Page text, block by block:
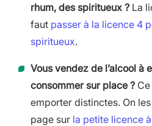
rhum, des spiritueux ? La
faut passer à la licence 4
spiritueux.
Vous vendez de l’alcool à
consommer sur place ?
emporter distinctes. On
page sur la petite licence